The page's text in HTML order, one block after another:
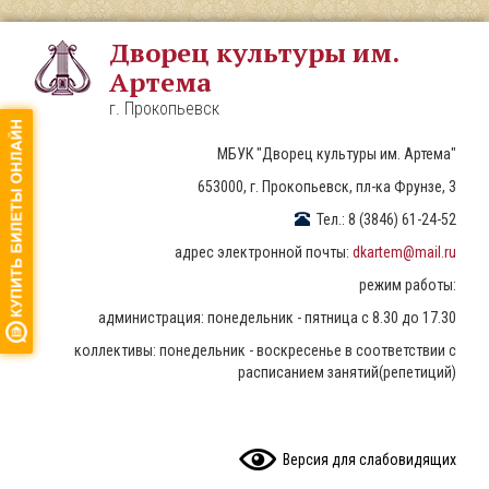
Перейти
основному
содержанию
Дворец культуры им.
Артема
г. Прокопьевск
МБУК "Дворец культуры им. Артема"
653000, г. Прокопьевск, пл-ка Фрунзе, 3
Тел.: 8 (3846) 61-24-52
адрес электронной почты: dkartem@mail.ru
режим работы:
администрация: понедельник - пятница с 8.30 до 17.30
коллективы: понедельник - воскресенье в соответствии с
расписанием занятий(репетиций)
Версия для слабовидящих